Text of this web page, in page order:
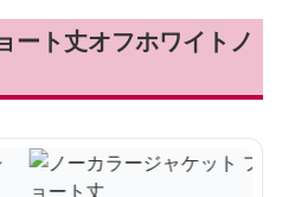
ート丈オフホワイトノ